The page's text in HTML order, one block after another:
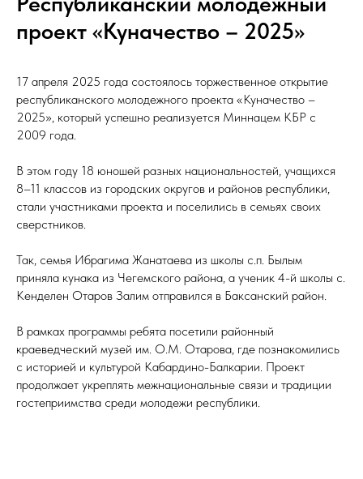
проект «Куначество – 2025»
17 апреля 2025 года состоялось торжественное открытие
республиканского молодежного проекта «Куначество –
2025», который успешно реализуется Миннацем КБР с
2009 года.
В этом году 18 юношей разных национальностей, учащихся
8–11 классов из городских округов и районов республики,
стали участниками проекта и поселились в семьях своих
сверстников.
Так, семья Ибрагима Жанатаева из школы с.п. Былым
приняла кунака из Чегемского района, а ученик 4-й школы с.
Кенделен Отаров Залим отправился в Баксанский район.
В рамках программы ребята посетили районный
краеведческий музей им. О.М. Отарова, где познакомились
с историей и культурой Кабардино-Балкарии. Проект
продолжает укреплять межнациональные связи и традиции
гостеприимства среди молодежи республики.